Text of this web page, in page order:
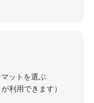
ットを選ぶ
利用できます）